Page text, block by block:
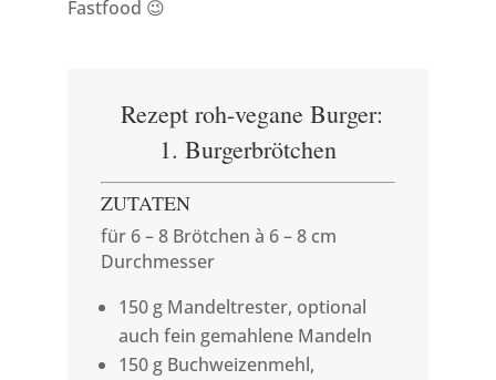
Fastfood 😉
Rezept roh-vegane Burger:
1. Burgerbrötchen
ZUTATEN
für 6 – 8 Brötchen à 6 – 8 cm
Durchmesser
150 g Mandeltrester, optional
auch fein gemahlene Mandeln
150 g Buchweizenmehl,